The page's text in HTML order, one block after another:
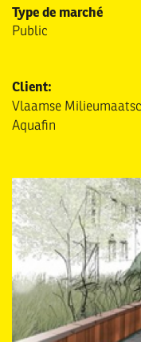
Type de marché
Public
Client:
Vlaamse
Aquafin